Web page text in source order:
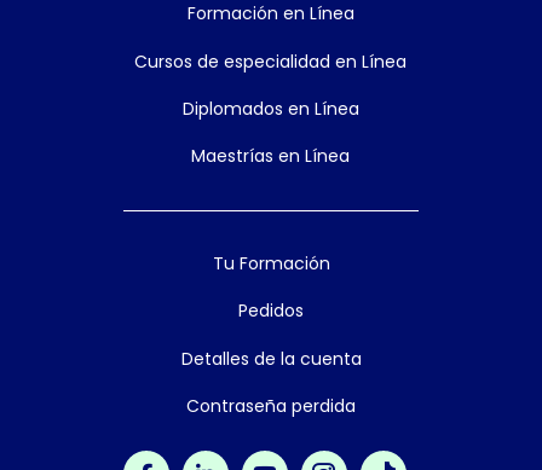
Formación en Línea
Cursos de especialidad en Línea
Diplomados en Línea
Maestrías en Línea
Tu Formación
Pedidos
Detalles de la cuenta
Contraseña perdida